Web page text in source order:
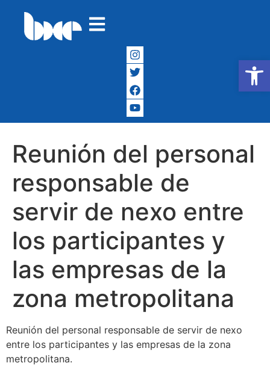
Abrir
Reunión del personal
responsable de
servir de nexo entre
los participantes y
las empresas de la
zona metropolitana
Reunión del personal responsable de servir de nexo
entre los participantes y las empresas de la zona
metropolitana.